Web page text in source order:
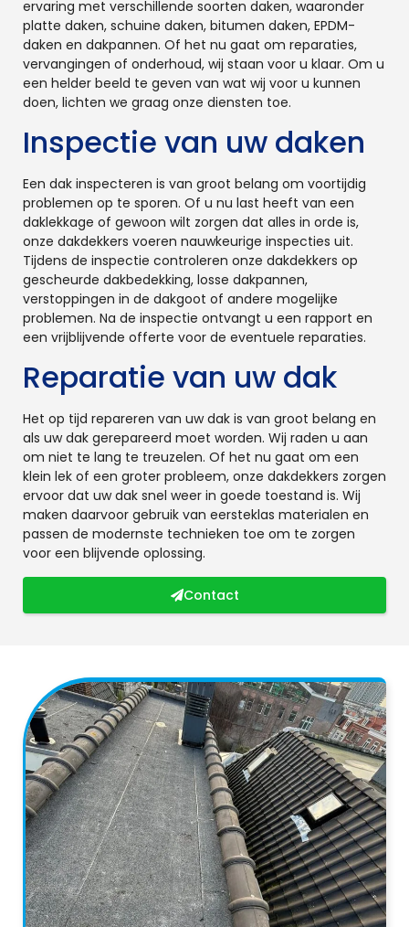
ervaring met verschillende soorten daken, waaronder
platte daken, schuine daken, bitumen daken, EPDM-
daken en dakpannen. Of het nu gaat om reparaties,
vervangingen of onderhoud, wij staan voor u klaar. Om u
een helder beeld te geven van wat wij voor u kunnen
doen, lichten we graag onze diensten toe.
Inspectie van uw daken
Een dak inspecteren is van groot belang om voortijdig
problemen op te sporen. Of u nu last heeft van een
daklekkage of gewoon wilt zorgen dat alles in orde is,
onze dakdekkers voeren nauwkeurige inspecties uit.
Tijdens de inspectie controleren onze dakdekkers op
gescheurde dakbedekking, losse dakpannen,
verstoppingen in de dakgoot of andere mogelijke
problemen. Na de inspectie ontvangt u een rapport en
een vrijblijvende offerte voor de eventuele reparaties.
Reparatie van uw dak
Het op tijd repareren van uw dak is van groot belang en
als uw dak gerepareerd moet worden. Wij raden u aan
om niet te lang te treuzelen. Of het nu gaat om een
klein lek of een groter probleem, onze dakdekkers zorgen
ervoor dat uw dak snel weer in goede toestand is. Wij
maken daarvoor gebruik van eersteklas materialen en
passen de modernste technieken toe om te zorgen
voor een blijvende oplossing.
Contact